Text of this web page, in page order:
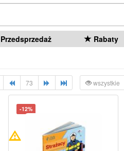
Przedsprzedaż Rabaty
73 wszystkie
-12%